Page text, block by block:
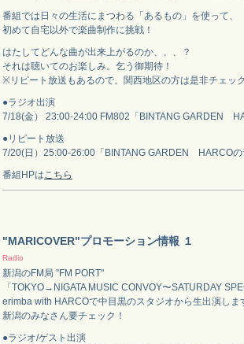
番組では日々の生活にまつわる「あるもの」を使って、
初めて自宅以外で楽曲制作に挑戦！
はたしてどんな曲が出来上がるのか、、、？
それは聴いてのお楽しみ。乞う御期待！
※リピート放送もあるので、関西地区の方は是非チェッ
●ラジオ出演
7/18(金） 23:00-24:00 FM802「BINTANG GARDEN
●リピート放送
7/20(日）25:00-26:00「BINTANG GARDEN HARCOの
番組HPはこちら
"MARICOVER"プロモーション情報 １
Radio
新潟のFM局 ”FM PORT"
「TOKYO→NIGATA MUSIC CONVOY〜SATURDAY
erimba with HARCOで中目黒のスタジオから生出演しま
新潟のみなさん要チェック！
●ラジオ/ゲスト出演